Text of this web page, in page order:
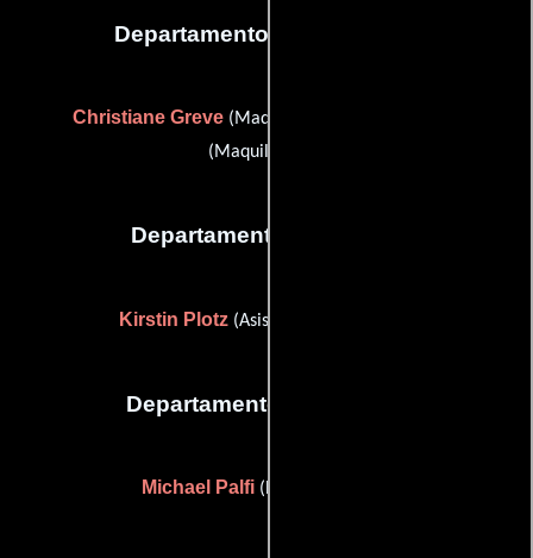
Departamento de maquillaje
Christiane Greve(Maquilladora) y
(Maquilladora)
Departamento de reparto
Kirstin Plotz(Asistente para casting)
Departamento de editorial
Michael Palfi (Editor asistente)